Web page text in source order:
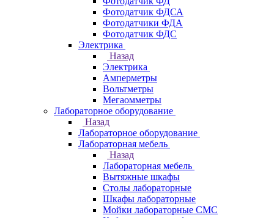
Фотодатчик ФДСА
Фотодатчики ФДА
Фотодатчик ФДС
Электрика
Назад
Электрика
Амперметры
Вольтметры
Мегаомметры
Лабораторное оборудование
Назад
Лабораторное оборудование
Лабораторная мебель
Назад
Лабораторная мебель
Вытяжные шкафы
Столы лабораторные
Шкафы лабораторные
Мойки лабораторные СМС